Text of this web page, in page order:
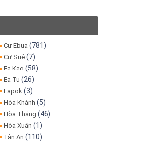
Cư Ebua (781)
Cư Suê (7)
Ea Kao (58)
Ea Tu (26)
Eapok (3)
Hòa Khánh (5)
Hòa Thắng (46)
Hòa Xuân (1)
Tân An (110)